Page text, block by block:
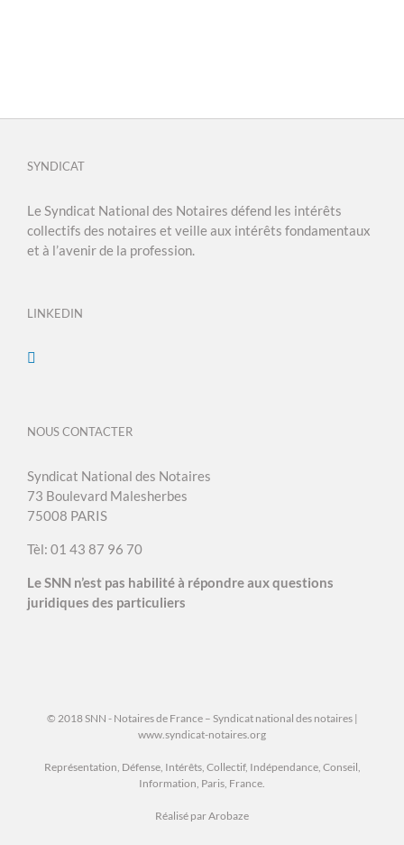
SYNDICAT
Le Syndicat National des Notaires défend les intérêts
collectifs des notaires et veille aux intérêts fondamentaux
et à l’avenir de la profession.
LINKEDIN
NOUS CONTACTER
Syndicat National des Notaires
73 Boulevard Malesherbes
75008 PARIS
Tèl: 01 43 87 96 70
Le SNN n’est pas habilité à répondre aux questions
juridiques des particuliers
© 2018 SNN - Notaires de France – Syndicat national des notaires |
www.syndicat-notaires.org
Représentation, Défense, Intérêts, Collectif, Indépendance, Conseil,
Information, Paris, France.
Réalisé par Arobaze